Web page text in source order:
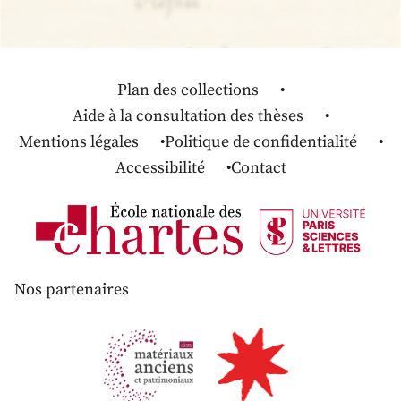
Plan des collections
Aide à la consultation des thèses
Mentions légales
Politique de confidentialité
Accessibilité
Contact
Nos partenaires